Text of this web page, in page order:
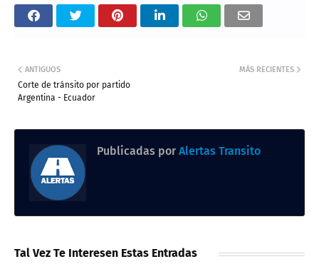
MÁS RECIENTES
ANTIGUOS
Corte de tránsito por partido
Argentina - Ecuador
Publicadas por Alertas Transito
Tal Vez Te Interesen Estas Entradas